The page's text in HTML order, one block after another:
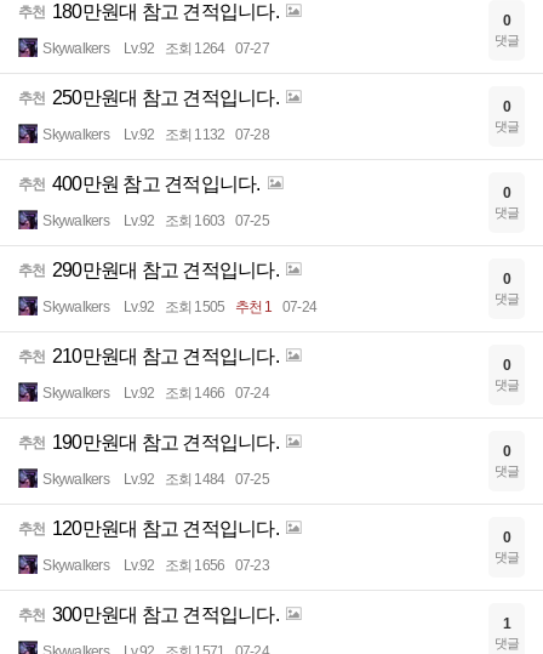
추천 180만원대 참고 견적입니다.
Skywalkers Lv.92 조회 1264 07-27
0
댓글
추천 250만원대 참고 견적입니다.
Skywalkers Lv.92 조회 1132 07-28
0
댓글
추천 400만원 참고 견적입니다.
Skywalkers Lv.92 조회 1603 07-25
0
댓글
추천 290만원대 참고 견적입니다.
Skywalkers Lv.92 조회 1505 추천 1 07-24
0
댓글
추천 210만원대 참고 견적입니다.
Skywalkers Lv.92 조회 1466 07-24
0
댓글
추천 190만원대 참고 견적입니다.
Skywalkers Lv.92 조회 1484 07-25
0
댓글
추천 120만원대 참고 견적입니다.
Skywalkers Lv.92 조회 1656 07-23
0
댓글
추천 300만원대 참고 견적입니다. 1
댓글